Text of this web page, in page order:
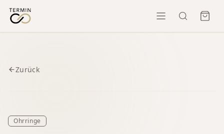
Zurück
Ohrringe